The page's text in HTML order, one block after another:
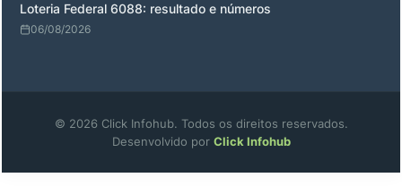
Loteria Federal 6088: resultado e números
06/08/2026
© 2026 Click Infohub. Todos os direitos reservados.
Desenvolvido por Click Infohub